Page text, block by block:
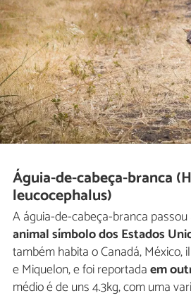
Águia-de-cabeça-branca
leucocephalus)
A águia-de-cabeça-branca
animal símbolo dos Estados
também habita o Canadá, México,
e Miquelon, e foi reportadaem
médio é de uns 4.3kg, com uma